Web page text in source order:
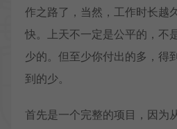
作之路了，当然，工作时长越
快。上天不一定是公平的，不
少的。但至少你付出的多，得
到的少。
首先是一个完整的项目，因为